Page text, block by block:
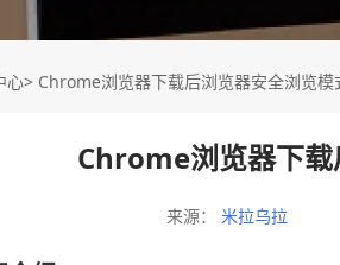
心> Chrome浏览器下载后浏览器安全浏览模
Chrome浏览器下载
来源： 米拉乌拉